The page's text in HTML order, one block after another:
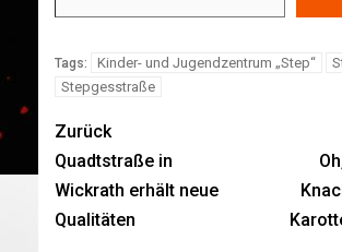
Tags: Kinder- und Jugendzentrum „Step“
Stepgesstraße
Zurück
Quadtstraße in
Wickrath erhält neue
Qualitäten